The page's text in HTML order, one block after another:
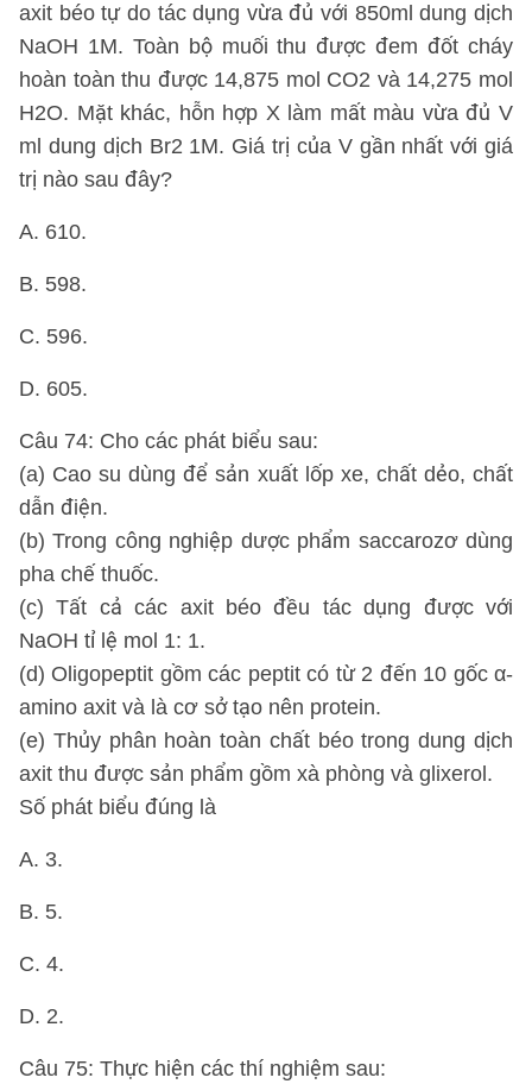
axit béo tự do tác dụng vừa đủ với 850ml dung dịch
NaOH 1M. Toàn bộ muối thu được đem đốt cháy
hoàn toàn thu được 14,875 mol CO2 và 14,275 mol
H2O. Mặt khác, hỗn hợp X làm mất màu vừa đủ V
ml dung dịch Br2 1M. Giá trị của V gần nhất với giá
trị nào sau đây?
A. 610.
B. 598.
C. 596.
D. 605.
Câu 74: Cho các phát biểu sau:
(a) Cao su dùng để sản xuất lốp xe, chất dẻo, chất
dẫn điện.
(b) Trong công nghiệp dược phẩm saccarozơ dùng
pha chế thuốc.
(c) Tất cả các axit béo đều tác dụng được với
NaOH tỉ lệ mol 1: 1.
(d) Oligopeptit gồm các peptit có từ 2 đến 10 gốc α-
amino axit và là cơ sở tạo nên protein.
(e) Thủy phân hoàn toàn chất béo trong dung dịch
axit thu được sản phẩm gồm xà phòng và glixerol.
Số phát biểu đúng là
A. 3.
B. 5.
C. 4.
D. 2.
Câu 75: Thực hiện các thí nghiệm sau: